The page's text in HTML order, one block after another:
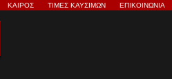
ΚΑΙΡΟΣ ΤΙΜΕΣ ΚΑΥΣΙΜΩΝ ΕΠΙΚΟΙΝΩΝΙΑ